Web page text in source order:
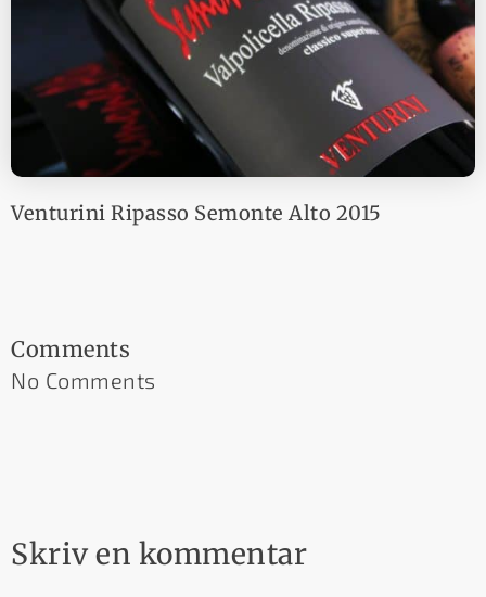
Venturini Ripasso Semonte Alto 2015
Comments
No Comments
Skriv en kommentar